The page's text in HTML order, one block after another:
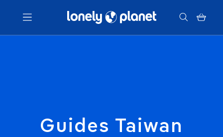
Menu
Guides Taiwan